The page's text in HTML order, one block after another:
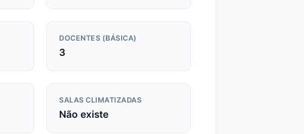
DOCENTES (BÁSICA)
3
SALAS CLIMATIZADAS
Não existe